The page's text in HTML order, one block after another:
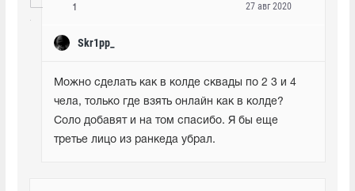
1
Skr1pp_
27 авг 2020
Можно сделать как в колде сквады по 2 3 и 4
чела, только где взять онлайн как в колде?
Соло добавят и на том спасибо. Я бы еще
третье лицо из ранкеда убрал.